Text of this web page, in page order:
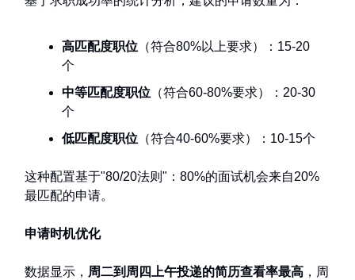
高匹配度职位 （符合80%以上要求）：15-20
个
中等匹配度职位 （符合60-80%要求）：20-30
个
低匹配度职位 （符合40-60%要求）：10-15个
这种配置基于"80/20法则"：80%的面试机会来自20%
最匹配的申请。
申请时机优化
数据显示， 周二到周四上午投递的简历查看率最高 ，周